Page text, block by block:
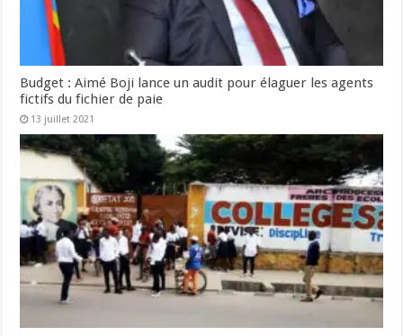
Budget : Aimé Boji lance un audit pour élaguer les agents
fictifs du fichier de paie
13 juillet 2021